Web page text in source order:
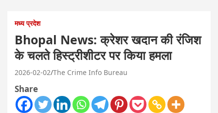
मध्य प्रदेश
Bhopal News: क्रेशर खदान की रंजिश
के चलते हिस्ट्रीशीटर पर किया हमला
2026-02-02 The Crime Info Bureau
Share